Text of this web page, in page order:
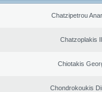
Chatzipetrou
Chatzoplakis
Chiotakis
Chondrokoukis